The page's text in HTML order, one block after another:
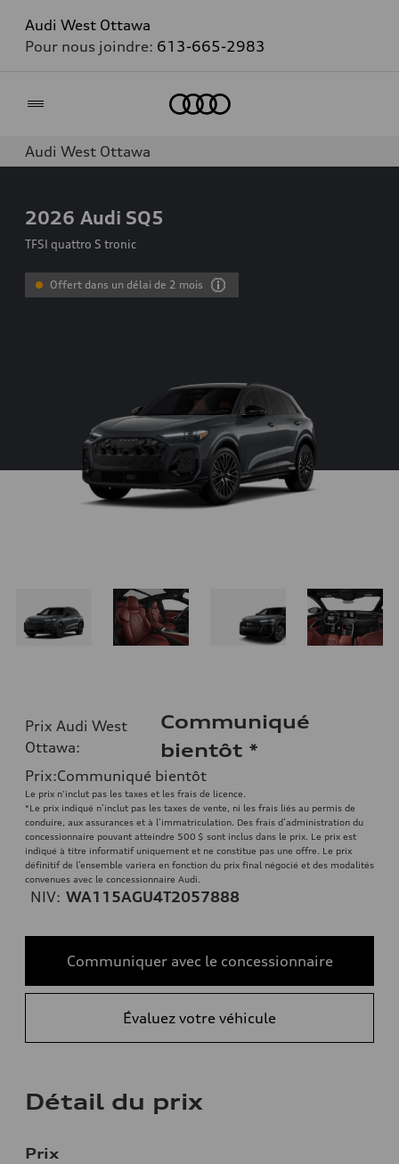
Audi West Ottawa
Pour nous joindre: 613-665-2983
Audi West Ottawa
2026 Audi SQ5
TFSI quattro S tronic
Offert dans un délai de 2 mois
Prix Audi West
Ottawa:
Communiqué
bientôt *
Prix:Communiqué bientôt
Le prix n'inclut pas les taxes et les frais de licence.
*Le prix indiqué n’inclut pas les taxes de vente, ni les frais liés au permis de
conduire, aux assurances et à l’immatriculation. Des frais d’administration du
concessionnaire pouvant atteindre 500 $ sont inclus dans le prix. Le prix est
indiqué à titre informatif uniquement et ne constitue pas une offre. Le prix
définitif de l’ensemble variera en fonction du prix final négocié et des modalités
convenues avec le concessionnaire Audi.
NIV: WA115AGU4T2057888
Communiquer avec le concessionnaire
Évaluez votre véhicule
Détail du prix
Prix